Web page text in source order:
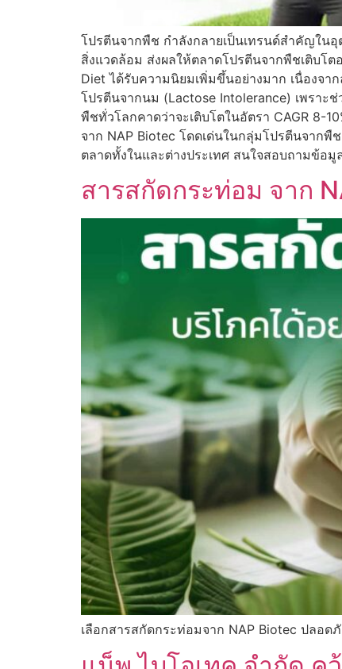
โปรตีนจากพืช กำลังกลายเป็นเทรนด์สำคัญใน
สิ่งแวดล้อม ส่งผลให้ตลาดโปรตีนจากพืชเติบโ
Diet ได้รับความนิยมเพิ่มขึ้นอย่างมาก เนื่องจ
โปรตีนจากนม (Lactose Intolerance) เพราะ
พืชทั่วโลกคาดว่าจะเติบโตในอัตรา CAGR 8-
จาก NAP Biotec โดดเด่นในกลุ่มโปรตีนจาก
ตลาดทั้งในและต่างประเทศ สนใจสอบถามข้อ
สารสกัดกระท่อม จาก
เลือกสารสกัดกระท่อมจาก NAP Biotec ปลอดภั